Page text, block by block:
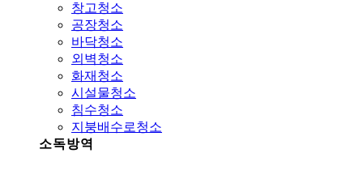
창고청소
공장청소
바닥청소
외벽청소
화재청소
시설물청소
침수청소
지붕배수로청소
소독방역